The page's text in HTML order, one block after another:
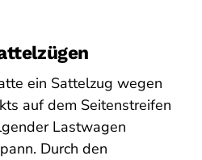
ein Sattelzug wegen
auf dem Seitenstreifen
Lastwagen
Durch den